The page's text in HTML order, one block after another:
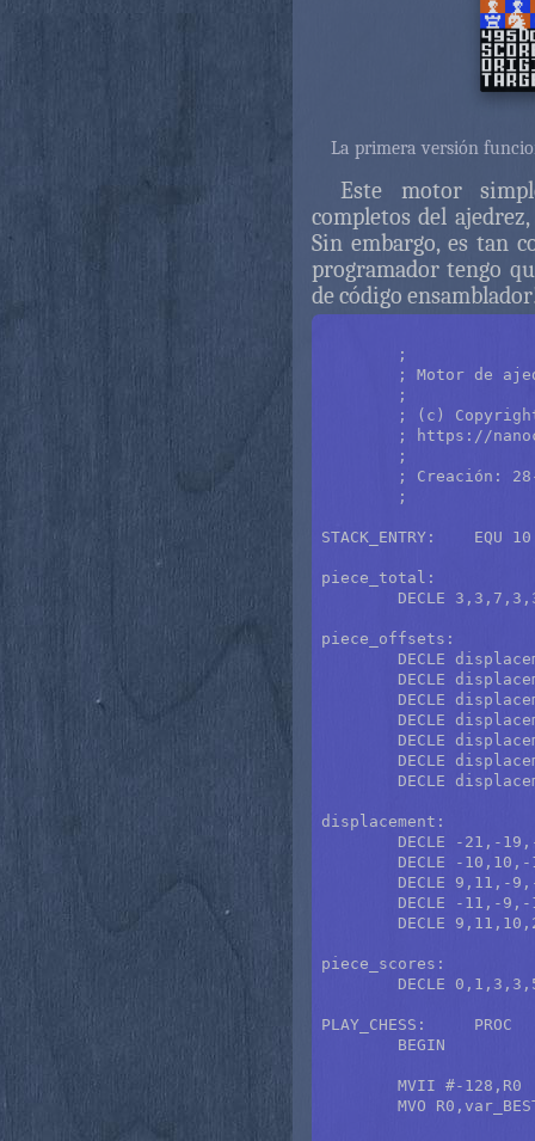
La primera versión
Este motor
completos del
Sin embargo, es tan
programador tengo
de código
STACK_ENTRY:	EQU 10
piece_total:
piece_offsets:
displacement:
piece_scores:
PLAY_CHESS:	PROC